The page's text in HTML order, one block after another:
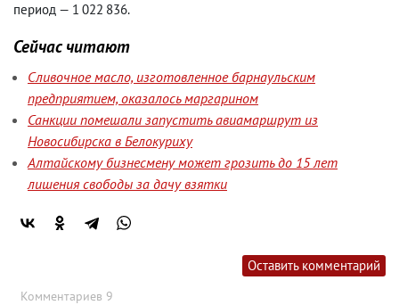
период — 1 022 836.
Сейчас читают
Сливочное масло, изготовленное барнаульским
предприятием, оказалось маргарином
Санкции помешали запустить авиамаршрут из
Новосибирска в Белокуриху
Алтайскому бизнесмену может грозить до 15 лет
лишения свободы за дачу взятки
Оставить комментарий
Комментариев 9